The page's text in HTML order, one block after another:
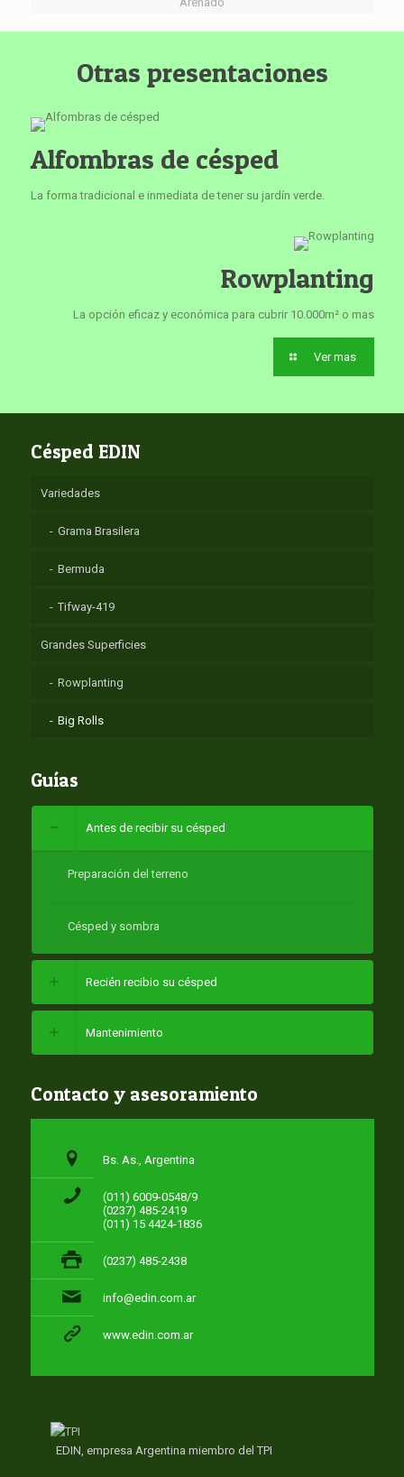
Otras presentaciones
Alfombras de césped
La forma tradicional e inmediata de tener su jardín verde.
Rowplanting
La opción eficaz y económica para cubrir 10.000m² o mas
Ver mas
Césped EDIN
Variedades
Grama Brasilera
Bermuda
Tifway-419
Grandes Superficies
Rowplanting
Big Rolls
Guías
Antes de recibir su césped
Preparación del terreno
Césped y sombra
Recién recibio su césped
Mantenimiento
Contacto y asesoramiento
Bs. As., Argentina
(011) 6009-0548/9
(0237) 485-2419
(011) 15 4424-1836
(0237) 485-2438
info@edin.com.ar
www.edin.com.ar
EDIN, empresa Argentina miembro del TPI